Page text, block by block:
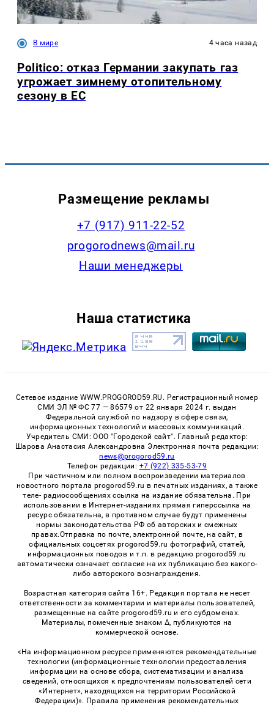
В мире 4 часа назад
Politico: отказ Германии закупать газ
угрожает зимнему отопительному
сезону в ЕС
Размещение рекламы
+7 (917) 911-22-52
progorodnews@mail.ru
Наши менеджеры
Наша статистика
Сетевое издание WWW.PROGOROD59.RU. Регистрационный номер
СМИ ЭЛ № ФС 77 — 86579 от 22 января 2024 г. выдан
Федеральной службой по надзору в сфере связи,
информационных технологий и массовых коммуникаций.
Учредитель СМИ: ООО "Городской сайт". Главный редактор:
Шарова Анастасия Александровна Электронная почта редакции:
news@progorod59.ru
Телефон редакции: +7 (922) 335-53-79
При частичном или полном воспроизведении материалов
новостного портала progorod59.ru в печатных изданиях, а также
теле- радиосообщениях ссылка на издание обязательна. При
использовании в Интернет-изданиях прямая гиперссылка на
ресурс обязательна, в противном случае будут применены
нормы законодательства РФ об авторских и смежных
правах.Отправка по почте, электронной почте, на сайт, в
официальных соцсетях progorod59.ru фотографий, статей,
информационных поводов и т.п. в редакцию progorod59.ru
автоматически означает согласие на их публикацию без какого-
либо авторского вознаграждения.
Возрастная категория сайта 16+. Редакция портала не несет
ответственности за комментарии и материалы пользователей,
размещенные на сайте progorod59.ru и его субдоменах.
Материалы, помеченные знаком Δ, публикуются на
коммерческой основе.
«На информационном ресурсе применяются рекомендательные
технологии (информационные технологии предоставления
информации на основе сбора, систематизации и анализа
сведений, относящихся к предпочтениям пользователей сети
«Интернет», находящихся на территории Российской
Федерации)». Правила применения рекомендательных